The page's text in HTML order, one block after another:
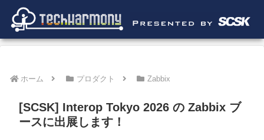
ホーム プロダクト Zabbix
[SCSK] Interop Tokyo 2026 の Zabbix ブ
ースに出展します！